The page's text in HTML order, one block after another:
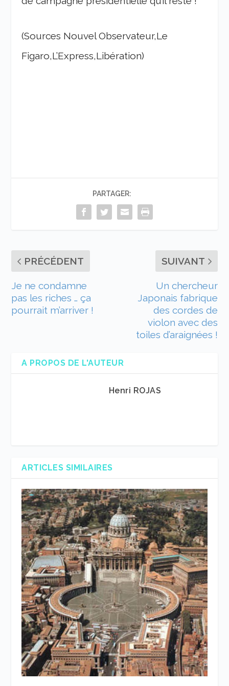
(Sources Nouvel Observateur,Le
Figaro,L’Express,Libération)
PARTAGER:
PRÉCÉDENT
Je ne condamne
pas les riches … ça
pourrait m’arriver !
SUIVANT
Un chercheur
Japonais fabrique
des cordes de
violon avec des
toiles d’araignées !
A PROPOS DE L'AUTEUR
Henri ROJAS
ARTICLES SIMILAIRES